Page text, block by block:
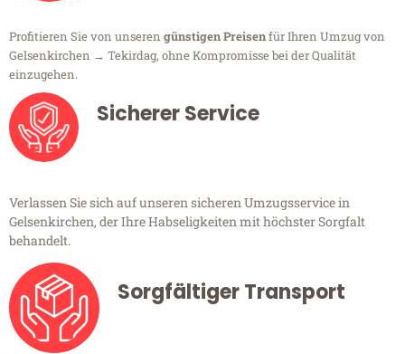
Profitieren Sie von unseren günstigen Preisenfür Ihren Umzug von
Gelsenkirchen → Tekirdag, ohne Kompromisse bei der Qualität
einzugehen.
Sicherer Service
Verlassen Sie sich auf unseren sicheren Umzugsservice in
Gelsenkirchen, der Ihre Habseligkeiten mit höchster Sorgfalt
behandelt.
Sorgfältiger Transport